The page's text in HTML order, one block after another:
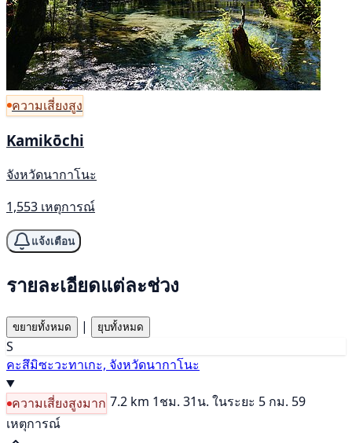
ความเสี่ยงสูง
Kamikōchi
จังหวัดนากาโนะ
1,553 เหตุการณ์
แจ้งเตือน
รายละเอียดแต่ละช่วง
ขยายทั้งหมด | ยุบทั้งหมด
S
คะสึมิซะวะทาเกะ, จังหวัดนากาโนะ
ความเสี่ยงสูงมาก 7.2 km 1ชม. 31น. ในระยะ 5 กม. 59
เหตุการณ์